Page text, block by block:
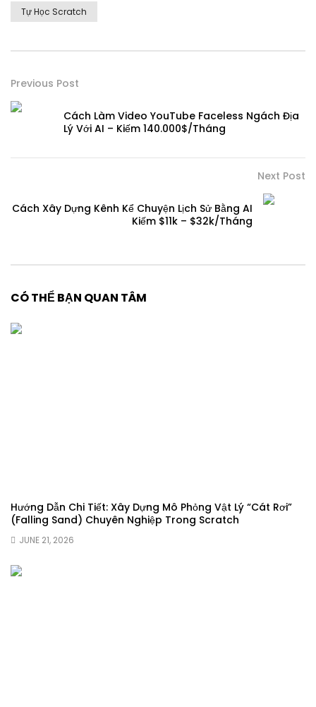
Tự Học Scratch
Previous Post
Cách Làm Video YouTube Faceless Ngách Địa
Lý Với AI – Kiếm 140.000$/Tháng
Next Post
Cách Xây Dựng Kênh Kể Chuyện Lịch Sử Bằng AI
Kiếm $11k – $32k/Tháng
CÓ THỂ BẠN QUAN TÂM
Hướng Dẫn Chi Tiết: Xây Dựng Mô Phỏng Vật Lý “Cát Rơi”
(Falling Sand) Chuyên Nghiệp Trong Scratch
JUNE 21, 2026